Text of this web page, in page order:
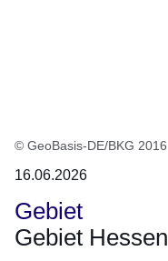
© GeoBasis-DE/BKG 2016
16.06.2026
Gebiet
Gebiet Hessen